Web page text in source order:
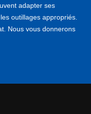
adapter ses
outillages appropriés.
Nous vous donnerons